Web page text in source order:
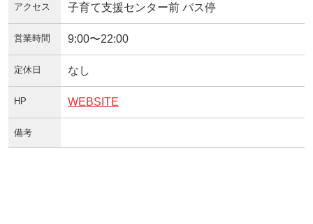
アクセス 子育て支援センター前 バス停
営業時間 9:00〜22:00
定休日 なし
HP WEBSITE
備考